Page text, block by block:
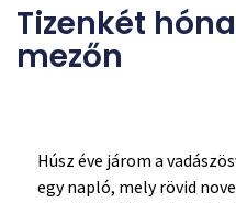
Tizenkét
mezőn
Húsz éve járom a
egy napló, mely rövid